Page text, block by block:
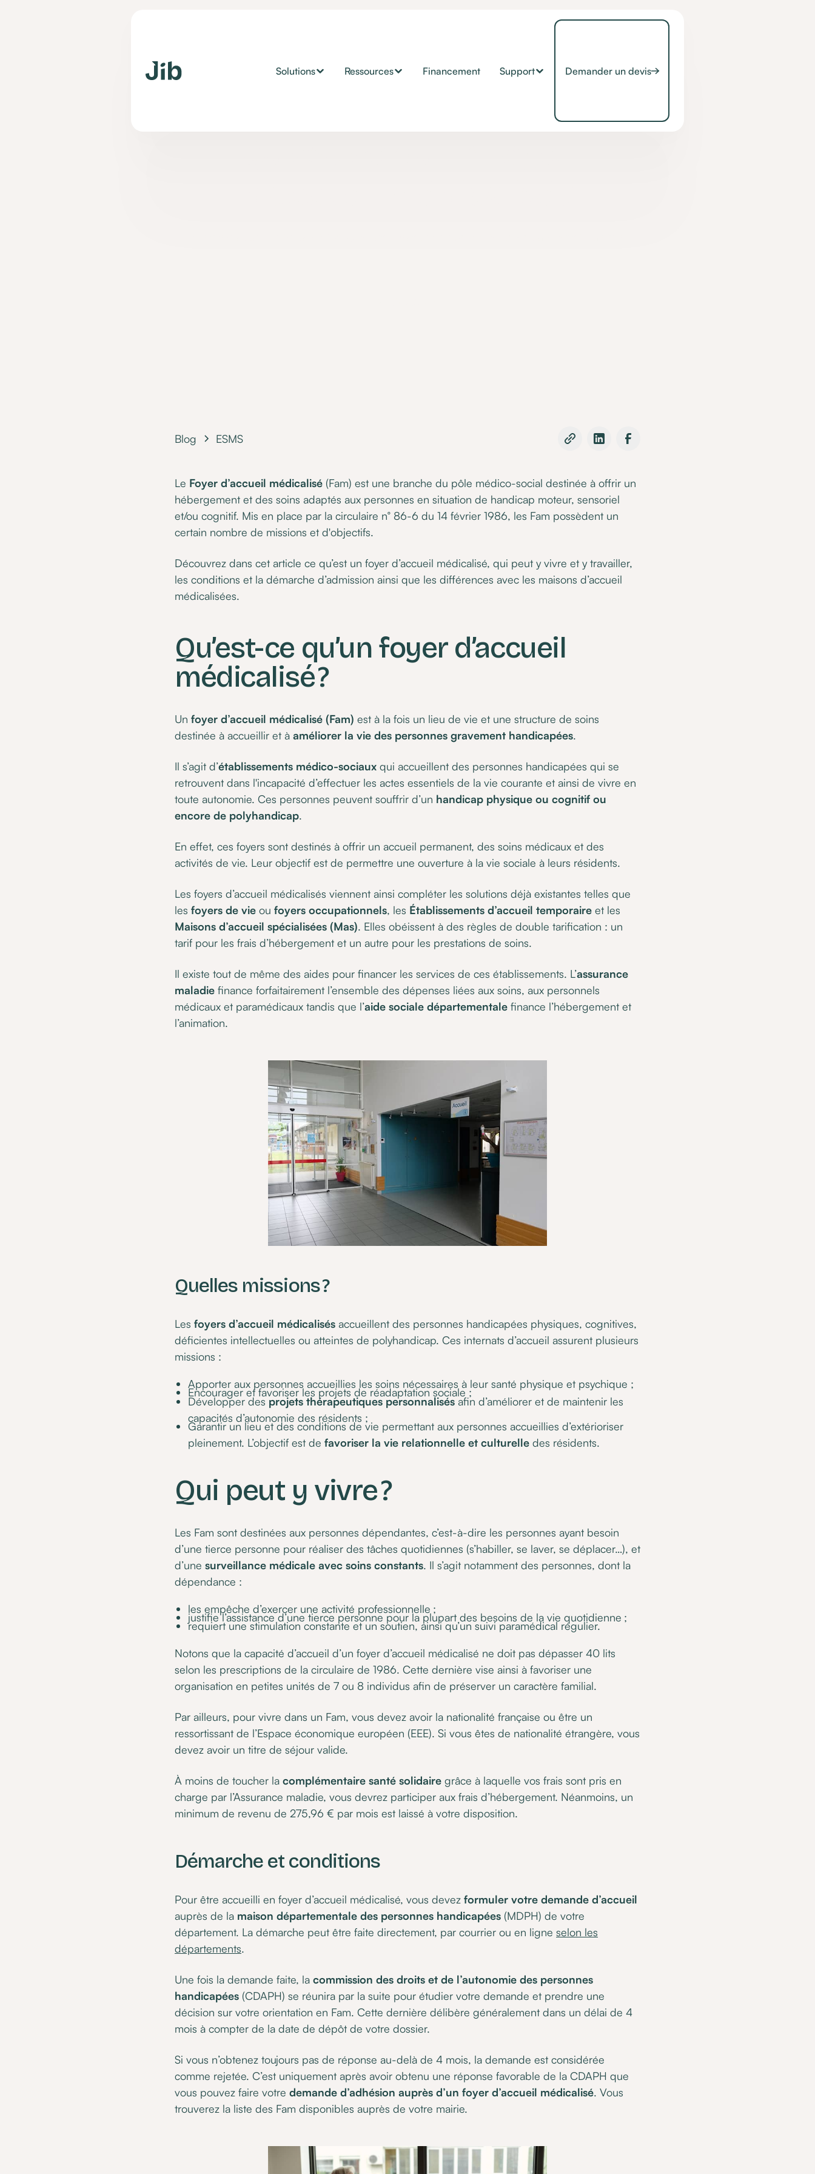
Solutions Ressources Financement Support Demander un devis
Blog ESMS
Le Foyer d’accueil médicalisé (Fam) est une branche du pôle médico-social destinée à offrir un
hébergement et des soins adaptés aux personnes en situation de handicap moteur, sensoriel
et/ou cognitif. Mis en place par la circulaire n° 86-6 du 14 février 1986, les Fam possèdent un
certain nombre de missions et d'objectifs.
Découvrez dans cet article ce qu’est un foyer d’accueil médicalisé, qui peut y vivre et y travailler,
les conditions et la démarche d’admission ainsi que les différences avec les maisons d’accueil
médicalisées.
Qu’est-ce qu’un foyer d’accueil
médicalisé ?
Un foyer d’accueil médicalisé (Fam) est à la fois un lieu de vie et une structure de soins
destinée à accueillir et à améliorer la vie des personnes gravement handicapées.
Il s’agit d’établissements médico-sociaux qui accueillent des personnes handicapées qui se
retrouvent dans l'incapacité d’effectuer les actes essentiels de la vie courante et ainsi de vivre en
toute autonomie. Ces personnes peuvent souffrir d’un handicap physique ou cognitif ou
encore de polyhandicap.
En effet, ces foyers sont destinés à offrir un accueil permanent, des soins médicaux et des
activités de vie. Leur objectif est de permettre une ouverture à la vie sociale à leurs résidents.
Les foyers d’accueil médicalisés viennent ainsi compléter les solutions déjà existantes telles que
les foyers de vie ou foyers occupationnels, les Établissements d’accueil temporaire et les
Maisons d’accueil spécialisées (Mas). Elles obéissent à des règles de double tarification : un
tarif pour les frais d’hébergement et un autre pour les prestations de soins.
Il existe tout de même des aides pour financer les services de ces établissements. L’assurance
maladie finance forfaitairement l’ensemble des dépenses liées aux soins, aux personnels
médicaux et paramédicaux tandis que l’aide sociale départementale finance l’hébergement et
l’animation.
Quelles missions ?
Les foyers d’accueil médicalisés accueillent des personnes handicapées physiques, cognitives,
déficientes intellectuelles ou atteintes de polyhandicap. Ces internats d’accueil assurent plusieurs
missions :
Apporter aux personnes accueillies les soins nécessaires à leur santé physique et psychique ;
Encourager et favoriser les projets de réadaptation sociale ;
Développer desprojets thérapeutiques personnalisésafin d’améliorer et de maintenir les
capacités d’autonomie des résidents ;
Garantir un lieu et des conditions de vie permettant aux personnes accueillies d’extérioriser
pleinement. L’objectif est de favoriser la vie relationnelle et culturelledes résidents.
Qui peut y vivre ?
Les Fam sont destinées aux personnes dépendantes, c’est-à-dire les personnes ayant besoin
d’une tierce personne pour réaliser des tâches quotidiennes (s’habiller, se laver, se déplacer…), et
d’une surveillance médicale avec soins constants. Il s’agit notamment des personnes, dont la
dépendance :
les empêche d’exercer une activité professionnelle ;
justifie l’assistance d’une tierce personne pour la plupart des besoins de la vie quotidienne ;
requiert une stimulation constante et un soutien, ainsi qu’un suivi paramédical régulier.
Notons que la capacité d’accueil d’un foyer d’accueil médicalisé ne doit pas dépasser 40 lits
selon les prescriptions de la circulaire de 1986. Cette dernière vise ainsi à favoriser une
organisation en petites unités de 7 ou 8 individus afin de préserver un caractère familial.
Par ailleurs, pour vivre dans un Fam, vous devez avoir la nationalité française ou être un
ressortissant de l’Espace économique européen (EEE). Si vous êtes de nationalité étrangère, vous
devez avoir un titre de séjour valide.
À moins de toucher la complémentaire santé solidaire grâce à laquelle vos frais sont pris en
charge par l’Assurance maladie, vous devrez participer aux frais d’hébergement. Néanmoins, un
minimum de revenu de 275,96 € par mois est laissé à votre disposition.
Démarche et conditions
Pour être accueilli en foyer d’accueil médicalisé, vous devez formuler votre demande d’accueil
auprès de la maison départementale des personnes handicapées (MDPH) de votre
département. La démarche peut être faite directement, par courrier ou en ligne selon les
départements.
Une fois la demande faite, la commission des droits et de l’autonomie des personnes
handicapées (CDAPH) se réunira par la suite pour étudier votre demande et prendre une
décision sur votre orientation en Fam. Cette dernière délibère généralement dans un délai de 4
mois à compter de la date de dépôt de votre dossier.
Si vous n’obtenez toujours pas de réponse au-delà de 4 mois, la demande est considérée
comme rejetée. C’est uniquement après avoir obtenu une réponse favorable de la CDAPH que
vous pouvez faire votre demande d’adhésion auprès d’un foyer d’accueil médicalisé. Vous
trouverez la liste des Fam disponibles auprès de votre mairie.